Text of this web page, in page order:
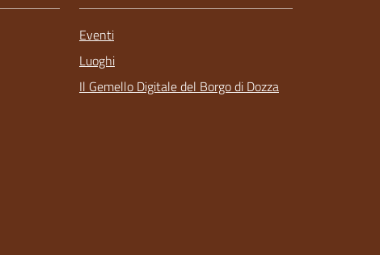
Eventi
Luoghi
Il Gemello Digitale del Borgo di Dozza